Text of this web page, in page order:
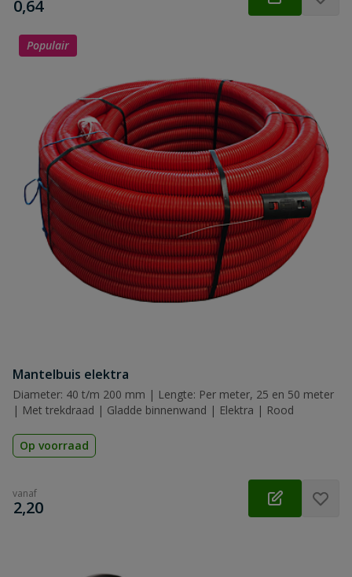
€
0,64
Populair
Mantelbuis elektra
Diameter: 40 t/m 200 mm | Lengte: Per meter, 25 en 50 meter
| Met trekdraad | Gladde binnenwand | Elektra | Rood
Op voorraad
vanaf
€
2,20